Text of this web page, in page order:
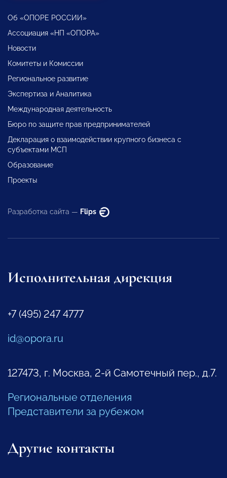
Об «ОПОРЕ РОССИИ»
Ассоциация «НП «ОПОРА»
Новости
Комитеты и Комиссии
Региональное развитие
Экспертиза и Аналитика
Международная деятельность
Бюро по защите прав предпринимателей
Декларация о взаимодействии крупного бизнеса с
субъектами МСП
Образование
Проекты
Разработка сайта — Flips
Исполнительная дирекция
+7 (495) 247 4777
id@opora.ru
127473, г. Москва, 2-й Самотечный пер., д.7.
Региональные отделения
Представители за рубежом
Другие контакты